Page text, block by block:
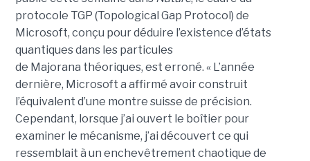
protocole TGP (Topological Gap Protocol) de
Microsoft, conçu pour déduire l’existence d’états
quantiques dans les particules
de Majorana théoriques, est erroné. « L’année
dernière, Microsoft a affirmé avoir construit
l’équivalent d’une montre suisse de précision.
Cependant, lorsque j’ai ouvert le boîtier pour
examiner le mécanisme, j’ai découvert ce qui
ressemblait à un enchevêtrement chaotique de